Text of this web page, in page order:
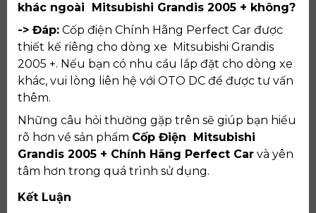
khác ngoài Mitsubishi Grandis 2005 + không?
-> Đáp: Cốp điện Chính Hãng Perfect Car được
thiết kế riêng cho dòng xe Mitsubishi Grandis
2005 +. Nếu bạn có nhu cầu lắp đặt cho dòng xe
khác, vui lòng liên hệ với OTO DC để được tư vấn
thêm.
Những câu hỏi thường gặp trên sẽ giúp bạn hiểu
rõ hơn về sản phẩm Cốp Điện Mitsubishi
Grandis 2005 + Chính Hãng Perfect Car và yên
tâm hơn trong quá trình sử dụng.
Kết Luận